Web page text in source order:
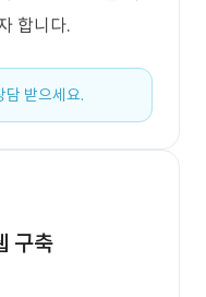
합니다.
담 받으세요.
구축